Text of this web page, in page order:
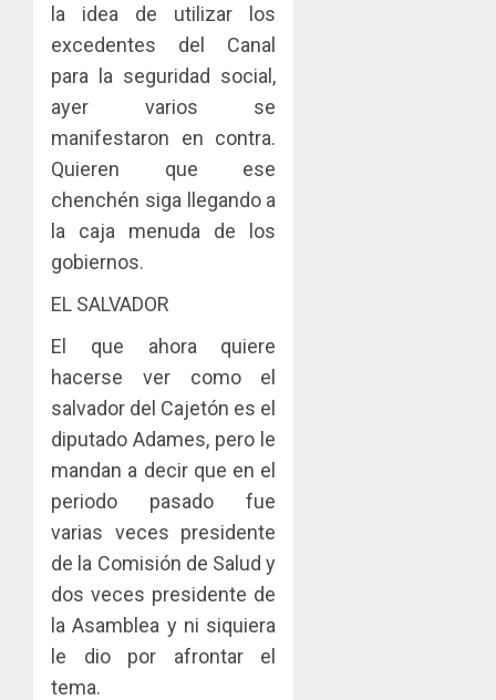
la idea de utilizar los
excedentes del Canal
para la seguridad social,
ayer varios se
manifestaron en contra.
Quieren que ese
chenchén siga llegando a
la caja menuda de los
gobiernos.
EL SALVADOR
El que ahora quiere
hacerse ver como el
salvador del Cajetón es el
diputado Adames, pero le
mandan a decir que en el
periodo pasado fue
varias veces presidente
de la Comisión de Salud y
dos veces presidente de
la Asamblea y ni siquiera
le dio por afrontar el
tema.